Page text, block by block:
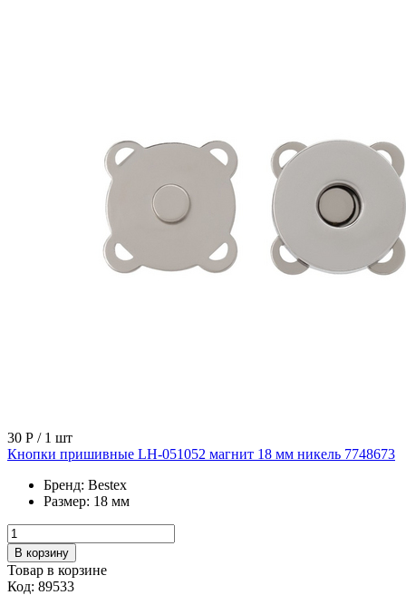
30 Р / 1 шт
Кнопки пришивные LH-051052 магнит 18 мм никель 7748673
Бренд: Bestex
Размер: 18 мм
В корзину
Товар в корзине
Код: 89533